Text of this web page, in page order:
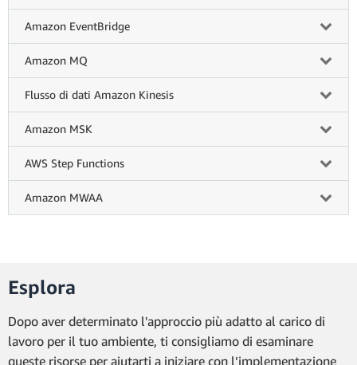
Amazon EventBridge
Amazon MQ
Flusso di dati Amazon Kinesis
Amazon MSK
AWS Step Functions
Amazon MWAA
Esplora
Dopo aver determinato l'approccio più adatto al carico di
lavoro per il tuo ambiente, ti consigliamo di esaminare
queste risorse per aiutarti a iniziare con l’implementazione